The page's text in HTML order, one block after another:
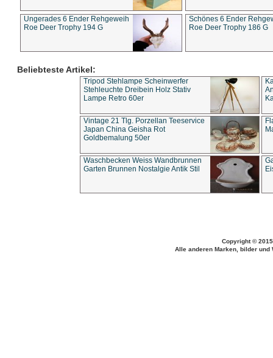
Ungerades 6 Ender Rehgeweih
Roe Deer Trophy 194 G
Schönes 6 Ender
Roe Deer Trophy 186 G
Beliebteste Artikel:
Tripod Stehlampe Scheinwerfer
Stehleuchte Dreibein Holz Stativ
Lampe Retro 60er
Vintage 21 Tlg. Porzellan Teeservice
Japan China Geisha Rot
Goldbemalung 50er
Waschbecken Weiss Wandbrunnen
Garten Brunnen Nostalgie Antik Stil
Copyright ©
Alle anderen Marken, bilder und